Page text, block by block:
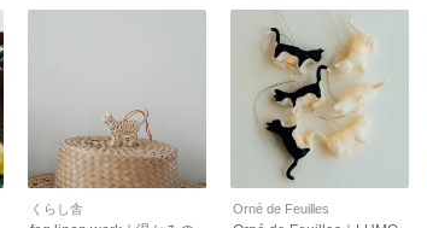
くらし舎 Orné de Feuilles